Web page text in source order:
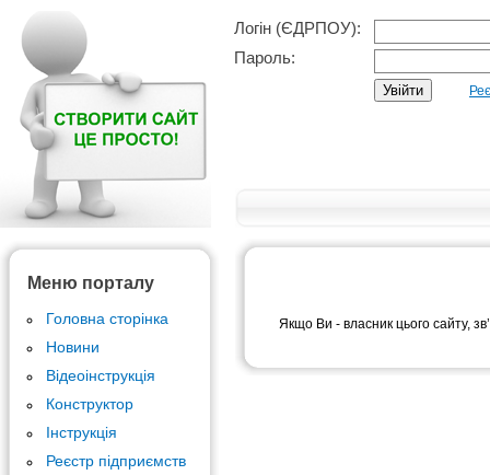
Логін (ЄДРПОУ):
Пароль:
Меню порталу
Головна сторінка
Новини
Відеоінструкція
Конструктор
Інструкція
Реєстр підприємств
Якщо Ви - власник цього сайту,